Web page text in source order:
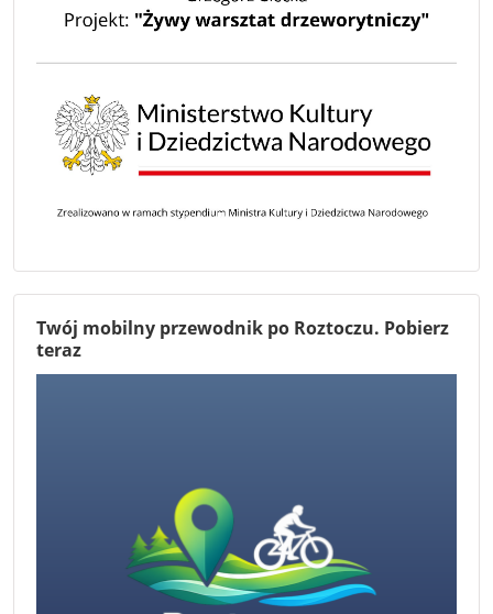
Twój mobilny przewodnik po Roztoczu. Pobierz
teraz